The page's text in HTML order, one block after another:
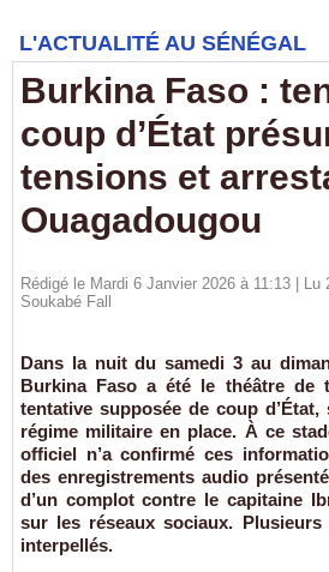
L'ACTUALITÉ AU SÉNÉGAL
Burkina Faso :
coup d’État
tensions et
Ouagadougou
Rédigé le Mardi 6 Janvier 2026 à 11:13 | Lu
Soukabé Fall
Dans la nuit du samedi 3 au
Burkina Faso a été le théâtre de
tentative supposée de coup
régime militaire en place. À ce
officiel n’a confirmé ces
des enregistrements audio
d’un complot contre le capitaine
sur les réseaux sociaux.
interpellés.